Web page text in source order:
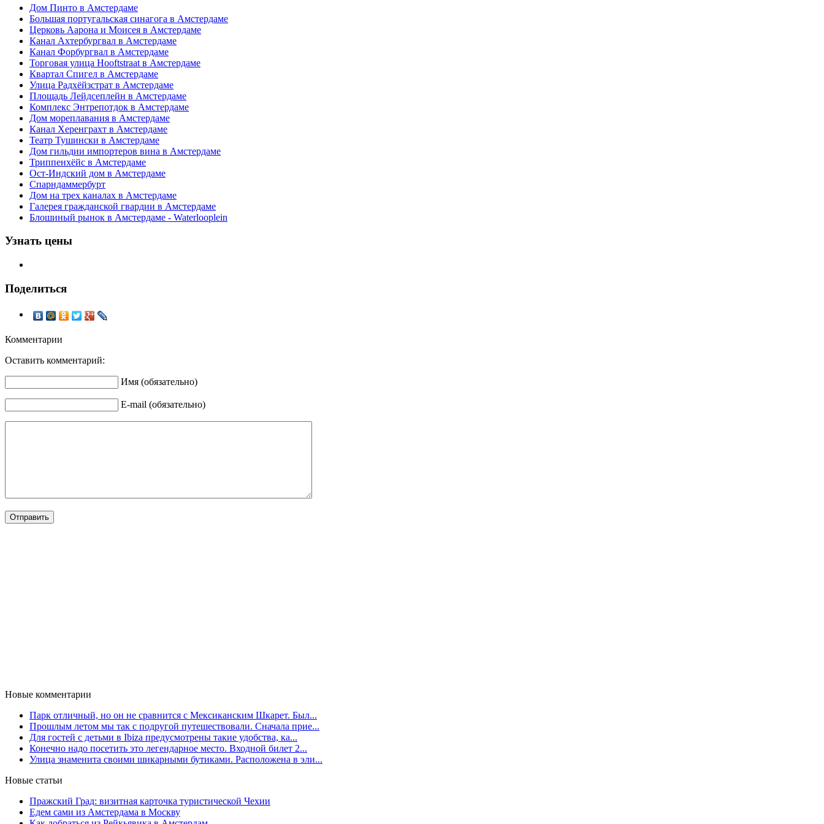
Дом Пинто в Амстердаме
Большая португальская синагога в Амстердаме
Церковь Аарона и Моисея в Амстердаме
Канал Ахтербургвал в Амстердаме
Канал Форбургвал в Амстердаме
Торговая улица Hooftstraat в Амстердаме
Квартал Спигел в Амстердаме
Улица Радхёйзстрат в Амстердаме
Площадь Лейдсеплейн в Амстердаме
Комплекс Энтрепотдок в Амстердаме
Дом мореплавания в Амстердаме
Канал Херенграхт в Амстердаме
Театр Тушински в Амстердаме
Дом гильдии импортеров вина в Амстердаме
Триппенхёйс в Амстердаме
Ост-Индский дом в Амстердаме
Спарндаммербурт
Дом на трех каналах в Амстердаме
Галерея гражданской гвардии в Амстердаме
Блошиный рынок в Амстердаме - Waterlooplein
Узнать цены
Поделиться
Комментарии
Оставить комментарий:
Имя (обязательно)
E-mail (обязательно)
Новые комментарии
Парк отличный, но он не сравнится с Мексиканским Шкарет. Был...
Прошлым летом мы так с подругой путешествовали. Сначала прие...
Для гостей с детьми в Ibiza предусмотрены такие удобства, ка...
Конечно надо посетить это легендарное место. Входной билет 2...
Улица знаменита своими шикарными бутиками. Расположена в эли...
Новые статьи
Пражский Град: визитная карточка туристической Чехии
Едем сами из Амстердама в Москву